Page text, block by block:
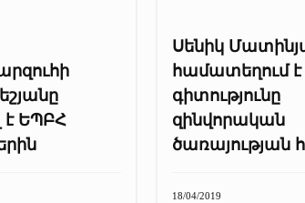
է ԵՊԲՀ
Սենիկ
համատեղում է
գիտությունը
զինվորական
ծառայության
18/04/2019